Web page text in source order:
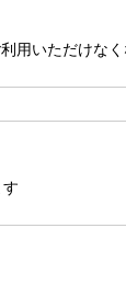
用いただけなく